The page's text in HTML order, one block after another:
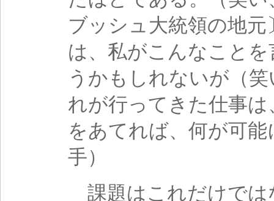
ブッシュ大統領の地
は、私がこんなこと
うかもしれないが（
れが行ってきた仕事
をあてれば、何が可
手）
課題はこれだけでは